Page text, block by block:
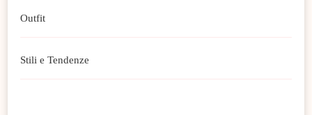
Outfit
Stili e Tendenze